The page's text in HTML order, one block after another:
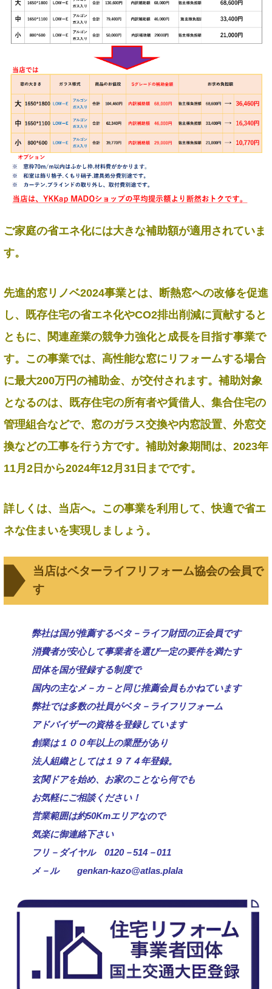
ご家庭の省エネ化には大きな補助額が適用されていま
す。
先進的窓リノベ2024事業とは、断熱窓への改修を促進
し、既存住宅の省エネ化やCO2排出削減に貢献すると
ともに、関連産業の競争力強化と成長を目指す事業で
す。この事業では、高性能な窓にリフォームする場合
に最大200万円の補助金、が交付されます。補助対象
となるのは、既存住宅の所有者や賃借人、集合住宅の
管理組合などで、窓のガラス交換や内窓設置、外窓交
換などの工事を行う方です。補助対象期間は、2023年
11月2日から2024年12月31日までです。
詳しくは、当店へ。この事業を利用して、快適で省エ
ネな住まいを実現しましょう。
当店はベターライフリフォーム協会の会員で
す
弊社は国が推薦するベタ－ライフ財団の正会員です
消費者が安心して事業者を選び一定の要件を満たす
団体を国が登録する制度で
国内の主なメ－カ－と同じ推薦会員もかねています
弊社では多数の社員がベタ－ライフリフォーム
アドバイザーの資格を登録しています
創業は１００年以上の業歴があり
法人組織としては１９７４年登録。
玄関ドアを始め、お家のことなら何でも
お気軽にご相談ください！
営業範囲は約50Kmエリアなので
気楽に御連絡下さい
フリ－ダイヤル 0120－514－011
メ－ル genkan‐kazo@atlas.plala